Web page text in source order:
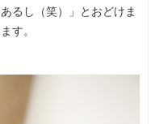
るし（笑）」とおどけま
す。